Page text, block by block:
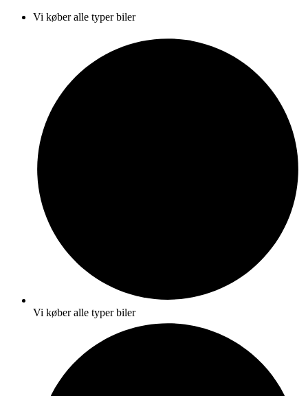
Vi køber alle typer biler
Vi køber alle typer biler